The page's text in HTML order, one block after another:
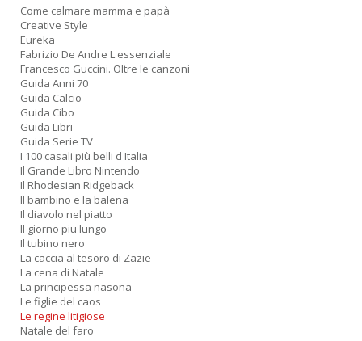
Come calmare mamma e papà
Creative Style
Eureka
Fabrizio De Andre L essenziale
Francesco Guccini. Oltre le canzoni
Guida Anni 70
Guida Calcio
Guida Cibo
Guida Libri
Guida Serie TV
I 100 casali più belli d Italia
Il Grande Libro Nintendo
Il Rhodesian Ridgeback
Il bambino e la balena
Il diavolo nel piatto
Il giorno piu lungo
Il tubino nero
La caccia al tesoro di Zazie
La cena di Natale
La principessa nasona
Le figlie del caos
Le regine litigiose
Natale del faro